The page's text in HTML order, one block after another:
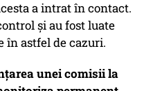
a intrat în contact.
și au fost luate
în astfel de cazuri.
unei comisii la